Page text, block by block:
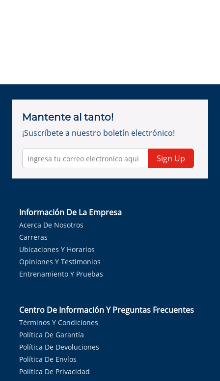
Mantente al tanto!
¡Suscríbete a nuestro boletín electrónico!
Sign Up
Información De La Empresa
Acerca De Nosotros
Carreras
Ubicaciones Y Horarios
Opiniones Y Testimonios
Entrenamiento Y Pruebas
Centro De Información Y Preguntas Frecuentes
Términos Y Condiciones
Política De Garantía
Política De Devoluciones
Política De Envíos
Política De Privacidad